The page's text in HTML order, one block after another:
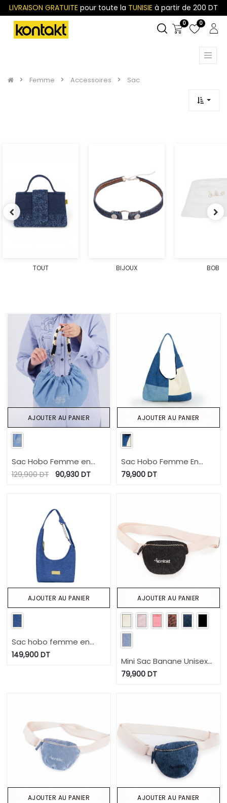
LIVRAISON GRATUITE pour toute la TUNISIE à partir de 200 DT
0 0
Femme Accessoires Sac
TOUT BIJOUX BOB
Sac Hobo Femme en
jeans
129,900DT 90,930DT
AJOUTER AU PANIER
Sac Hobo Femme En
Jeans
79,900 DT
AJOUTER AU PANIER
Sac hobo femme en
jeans
149,900DT
AJOUTER AU PANIER
Mini Sac Banane Unisexe
en jeans
79,900 DT
AJOUTER AU PANIER
AJOUTER AU PANIER AJOUTER AU PANIER